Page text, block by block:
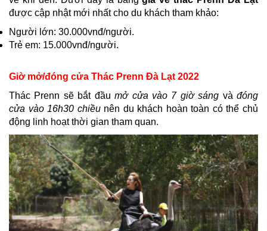
được cập nhật mới nhất cho du khách tham khảo:
Người lớn: 30.000vnđ/người.
Trẻ em: 15.000vnđ/người.
Giờ mở/đóng cửa Thác Prenn Đà Lạt 2022
Thác Prenn sẽ bắt đầumở cửa vào 7 giờ sáng vàđóng
cửa vào 16h30 chiềunên du khách hoàn toàn có thể chủ
động linh hoạt thời gian tham quan.